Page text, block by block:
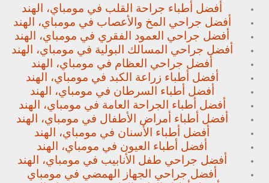
أفضل أطباء جراحة القلب في مومباي، الهند
أفضل جراحي المخ والأعصاب في مومباي، الهند
أفضل جراحي العمود الفقري في مومباي، الهند
أفضل جراحي المسالك البولية في مومباي، الهند
أفضل جراحي العظام في مومباي، الهند
أفضل أطباء زراعة الكبد في مومباي، الهند
أفضل أطباء السرطان في مومباي، الهند
أفضل أطباء الجراحة العامة في مومباي، الهند
أفضل أطباء أمراض الأطفال في مومباي، الهند
أفضل أطباء الأسنان في مومباي، الهند
أفضل أطباء العيون في مومباي، الهند
أفضل جراحي طفل الأنابيب في مومباي، الهند
أفضل جراحي الجهاز الهمضي في مومباي